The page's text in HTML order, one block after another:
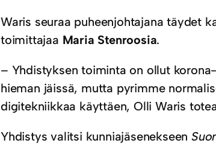
Waris seuraa puheenjohtajana täydet
toimittajaa Maria Stenroosia.
– Yhdistyksen toiminta on ollut
hieman jäissä, mutta pyrimme
digitekniikkaa käyttäen, Olli Waris
Yhdistys valitsi kunniajäsenekseen